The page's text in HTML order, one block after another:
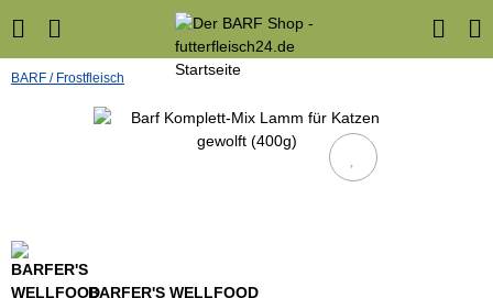
BARF / Frostfleisch
BARFER'S WELLFOOD